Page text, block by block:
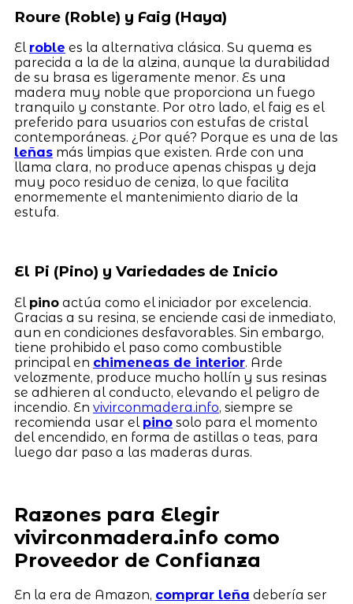
Roure (Roble) y Faig (Haya)
El roble es la alternativa clásica. Su quema es
parecida a la de la alzina, aunque la durabilidad
de su brasa es ligeramente menor. Es una
madera muy noble que proporciona un fuego
tranquilo y constante. Por otro lado, el faig es el
preferido para usuarios con estufas de cristal
contemporáneas. ¿Por qué? Porque es una de las
leñasmás limpias que existen. Arde con una
llama clara, no produce apenas chispas y deja
muy poco residuo de ceniza, lo que facilita
enormemente el mantenimiento diario de la
estufa.
El Pi (Pino) y Variedades de Inicio
El pinoactúa como el iniciador por excelencia.
Gracias a su resina, se enciende casi de inmediato,
aun en condiciones desfavorables. Sin embargo,
tiene prohibido el paso como combustible
principal en chimeneas de interior. Arde
velozmente, produce mucho hollín y sus resinas
se adhieren al conducto, elevando el peligro de
incendio. En vivirconmadera.info, siempre se
recomienda usar el pinosolo para el momento
del encendido, en forma de astillas o teas, para
luego dar paso a las maderas duras.
Razones para Elegir
vivirconmadera.info como
Proveedor de Confianza
En la era de Amazon, comprar leña debería ser